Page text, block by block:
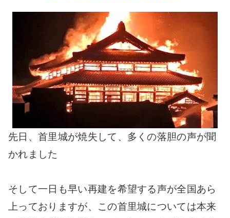
先日、首里城が焼失して、多くの落胆の声が聞
かれました
そして一日も早い再建を希望する声が全国あら
上っておりますが、この首里城については本来